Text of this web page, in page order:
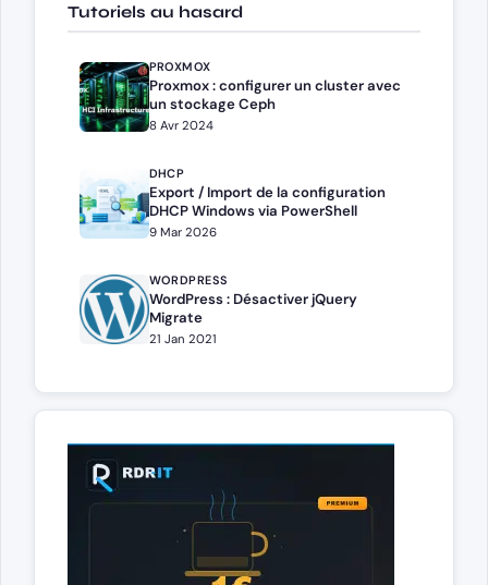
Tutoriels au hasard
PROXMOX
Proxmox : configurer un cluster avec
un stockage Ceph
8 Avr 2024
DHCP
Export / Import de la configuration
DHCP Windows via PowerShell
9 Mar 2026
WORDPRESS
WordPress : Désactiver jQuery
Migrate
21 Jan 2021